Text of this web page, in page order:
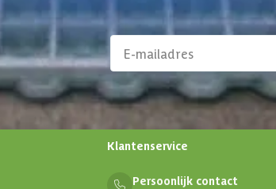
Klantenservice
Persoonlijk contact